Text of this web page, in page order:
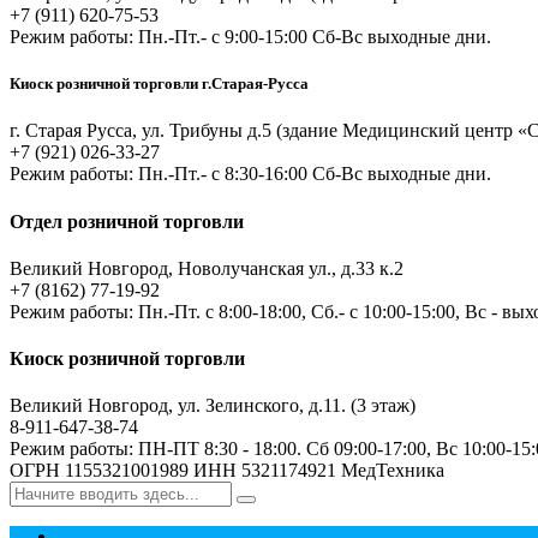
+7 (911) 620-75-53
Режим работы: Пн.-Пт.- с 9:00-15:00 Сб-Вс выходные дни.
Киоск розничной торговли г.Старая-Русса
г. Старая Русса, ул. Трибуны д.5 (здание Медицинский центр
+7 (921) 026-33-27
Режим работы: Пн.-Пт.- с 8:30-16:00 Сб-Вс выходные дни.
Отдел розничной торговли
Великий Новгород, Новолучанская ул., д.33 к.2
+7 (8162) 77-19-92
Режим работы: Пн.-Пт. с 8:00-18:00, Сб.- с 10:00-15:00, Вс -
Киоск розничной торговли
Великий Новгород, ул. Зелинского, д.11. (3 этаж)
8-911-647-38-74
Режим работы: ПН-ПТ 8:30 - 18:00. Сб 09:00-17:00, Вс 10:00-
ОГРН 1155321001989 ИНН 5321174921 МедТехника